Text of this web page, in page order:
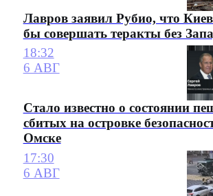
Лавров заявил Рубио, что
бы совершать теракты без
18:32
6 АВГ
Стало известно о состоянии
сбитых на островке
Омске
17:30
6 АВГ